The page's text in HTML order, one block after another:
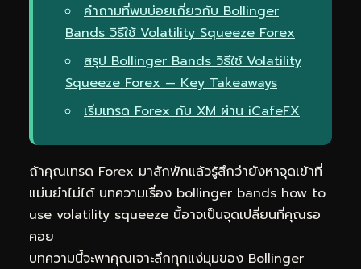
คำถามที่พบบ่อยเกี่ยวกับ Bollinger
Bands วิธีใช้ Volatility Squeeze Forex
สรุป Bollinger Bands วิธีใช้ Volatility
Squeeze Forex — Key Takeaways
เริ่มเทรด Forex กับ XM ผ่าน iCafeFX
ถ้าคุณเทรด Forex มาสักพักแล้วรู้สึกว่ายังหาจุดเข้าที่
แม่นยำไม่ได้ บทความเรื่อง bollinger bands how to
use volatility squeeze นี้อาจเป็นจุดเปลี่ยนที่คุณรอ
คอย
บทความนี้จะพาคุณเจาะลึกทุกแง่มุมของ Bollinger